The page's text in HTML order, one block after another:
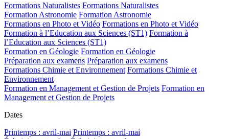
Formations Naturalistes Formations Naturalistes
Formation Astronomie Formation Astronomie
Formations en Photo et Vidéo Formations en Photo et Vidéo
Formation à l’Education aux Sciences (ST1) Formation à
l’Education aux Sciences (ST1)
Formation en Géologie Formation en Géologie
Préparation aux examens Préparation aux examens
Formations Chimie et Environnement Formations Chimie et
Environnement
Formation en Management et Gestion de Projets Formation en
Management et Gestion de Projets
Dates
Printemps : avril-mai Printemps : avril-mai